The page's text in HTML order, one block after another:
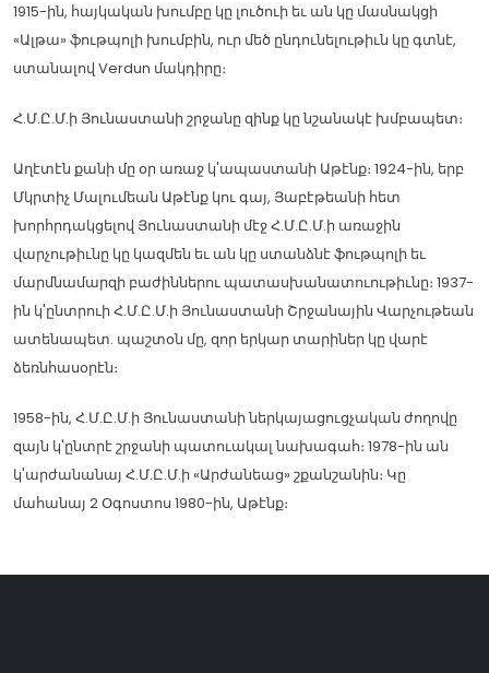
1915-ին, հայկական խումբը կը լուծուի եւ ան կը մասնակցի
«Ալթա» ֆութպոլի խումբին, ուր մեծ ընդունելութիւն կը գտնէ,
ստանալով Verdun մակդիրը։
Հ.Մ.Ը.Մ.ի Յունաստանի շրջանը զինք կը նշանակէ խմբապետ։
Աղէտէն քանի մը օր առաջ կ'ապաստանի Աթէնք։ 1924-ին, երբ
Մկրտիչ Մալումեան Աթէնք կու գայ, Յաբէթեանի հետ
խորհրդակցելով Յունաստանի մէջ Հ.Մ.Ը.Մ.ի առաջին
վարչութիւնը կը կազմեն եւ ան կը ստանձնէ ֆութպոլի եւ
մարմնամարզի բաժիններու պատասխանատուութիւնը։ 1937-
ին կ'ընտրուի Հ.Մ.Ը.Մ.ի Յունաստանի Շրջանային Վարչութեան
ատենապետ. պաշտօն մը, զոր երկար տարիներ կը վարէ
ձեռնհասօրէն։
1958-ին, Հ.Մ.Ը.Մ.ի Յունաստանի ներկայացուցչական ժողովը
զայն կ'ընտրէ շրջանի պատուակալ նախագահ։ 1978-ին ան
կ'արժանանայ Հ.Մ.Ը.Մ.ի «Արժանեաց» շքանշանին։ Կը
մահանայ 2 Օգոստոս 1980-ին, Աթէնք։